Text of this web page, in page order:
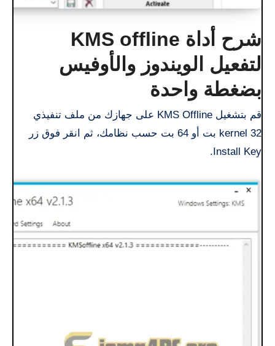
شرح أداة KMS offline
لتفعيل الويندوز والأوفيس
بضغطة واحدة
قم بتشغيل KMS Offline على جهازك من ملف تنفيذي
kernel 32 بت أو 64 بت حسب نظامك، ثم انقر فوق زر
Install Key.